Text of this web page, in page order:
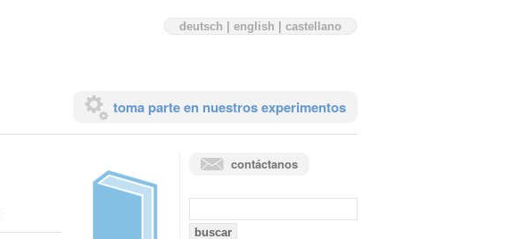
deutsch english castellano
toma parte en nuestros experimentos
contáctanos
búsqueda: